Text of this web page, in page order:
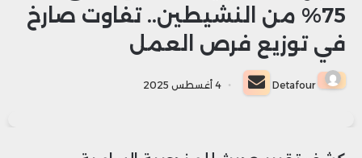
75% من النشيطين.. تفاوت صارخ
في توزيع فرص العمل
Detafour
أرسل
بريدا
4 أغسطس 2025